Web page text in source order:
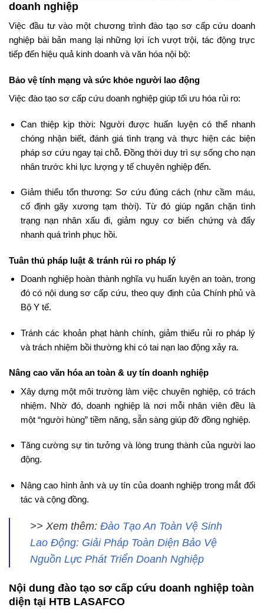
doanh nghiệp
Việc đầu tư vào một chương trình đào tạo sơ cấp cứu doanh
nghiệp bài bản mang lại những lợi ích vượt trội, tác động trực
tiếp đến hiệu quả kinh doanh và văn hóa nội bộ:
Bảo vệ tính mạng và sức khỏe người lao động
Việc đào tạo sơ cấp cứu doanh nghiệp giúp tối ưu hóa rủi ro:
Can thiệp kịp thời: Người được huấn luyện có thể nhanh
chóng nhận biết, đánh giá tình trạng và thực hiện các biện
pháp sơ cứu ngay tại chỗ. Đồng thời duy trì sự sống cho nạn
nhân trước khi lực lượng y tế chuyên nghiệp đến.
Giảm thiểu tổn thương: Sơ cứu đúng cách (như cầm máu,
cố định gãy xương tạm thời). Từ đó giúp ngăn chặn tình
trạng nạn nhân xấu đi, giảm nguy cơ biến chứng và đẩy
nhanh quá trình phục hồi.
Tuân thủ pháp luật & tránh rủi ro pháp lý
Doanh nghiệp hoàn thành nghĩa vụ huấn luyện an toàn, trong
đó có nội dung sơ cấp cứu, theo quy định của Chính phủ và
Bộ Y tế.
Tránh các khoản phạt hành chính, giảm thiểu rủi ro pháp lý
và trách nhiệm bồi thường khi có tai nạn lao động xảy ra.
Nâng cao văn hóa an toàn & uy tín doanh nghiệp
Xây dựng một môi trường làm việc chuyên nghiệp, có trách
nhiệm. Nhờ đó, doanh nghiệp là nơi mỗi nhân viên đều là
một “người hùng” tiềm năng, sẵn sàng giúp đỡ đồng nghiệp.
Tăng cường sự tin tưởng và lòng trung thành của người lao
động.
Nâng cao hình ảnh và uy tín của doanh nghiệp trong mắt đối
tác và cộng đồng.
>> Xem thêm: Đào Tạo An Toàn Vệ Sinh
Lao Động: Giải Pháp Toàn Diện Bảo Vệ
Nguồn Lực Phát Triển Doanh Nghiệp
Nội dung đào tạo sơ cấp cứu doanh nghiệp toàn
diện tại HTB LASAFCO